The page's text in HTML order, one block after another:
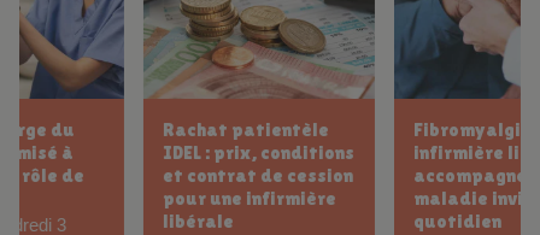
Fibromyalgie et
infirmière libérale :
accompagner une
maladie invisible au
quotidien
De la prise de tension
au vrai suivi : guide
pratique IDEL pour le
suivi d’un patient